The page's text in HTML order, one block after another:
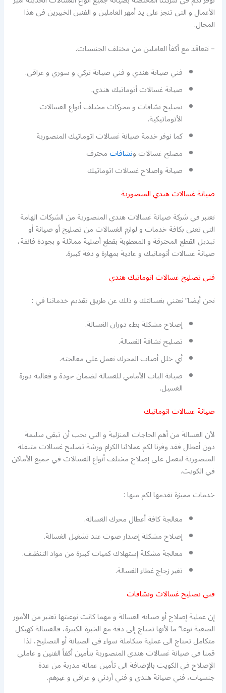
الأعمال و التي تنجز على يد أمهر العاملين و الفنين الخبيرين في هذا
المجال.
– نتعاقد مع أكفأ العاملين من مختلف الجنسيات.
فني صيانة هندي و فني صيانة تركي و سوري و عراقي.
صيانة غسالات أتوماتيك هندي.
تصليح نشافات و محركات مختلف أنواع الغسالات
الأتوماتيكية.
كما نوفر خدمة صيانة غسالات اتوماتيك المنصورية
مصلح غسالات ونشافاتمحترف
صيانة واصلاح غسالات اتوماتيك
صيانة غسالات هندي المنصورية
نعتبر في شركة صيانة غسالات هندي المنصورية من الشركات الهامة
التي تعنى بكافة خدمات و لوازم الغسالات من تصليح أو صيانة أو
تبديل القطع المحترقة و المعطوبة بقطع أصلية مماثلة و بجودة فائقة،
صيانة غسالات أتوماتيك و عادية بمهارة و دقة كبيرة.
فني تصليح غسالات اتوماتيك هندي
نحن أيضا” نعتني بغسالتك و ذلك عن طريق تقديم خدماتنا في :
إصلاح مشكلة بطء دوران الغسالة.
تصليح نشافة الغسالة.
أي خلل أصاب المحرك نعمل على معالجته.
صيانة الباب الأمامي للغسالة لضمان جودة و فعالية دورة
الغسيل.
صيانة غسالات اتوماتيك
لأن الغسالة من أهم الحاجات المنزلية و التي يجب أن تبقى سليمة
دون أعطال فقد وفرنا لكم عملائنا الكرام ورشة تصليح غسالات متنقلة
المنصورية لتعمل على إصلاح مختلف أنواع الغسالات في جميع الأماكن
في الكويت.
خدمات مميزة نقدمها لكم منها :
معالجة كافة أعطال محرك الغسالة.
إصلاح مشكلة إصدار صوت عند تشغيل الغسالة.
معالجة مشكلة إستهلاك كميات كبيرة من مواد التنظيف.
تغير زجاج غطاء الغسالة.
فني تصليح غسالات ونشافات
إن عملية إصلاح أو صيانة الغسالة و مهما كانت نوعيتها تعتبر من الأمور
الصعبة نوعا” ما لأنها تحتاج إلى دقة مع الخبرة الكبيرة، فالغسالة كهيكل
متكامل تحتاج الى عملية متكاملة سواء في الصيانة أو التصليح، لذا
قمنا في صيانة غسالات هندي المنصورية بتأمين أكفأ الفنين و عاملي
الإصلاح في الكويت بالإضافة الى تأمين عمالة مدربة من عدة
جنسيات، فني صيانة هندي و فني أردني و عراقي و غيرهم.